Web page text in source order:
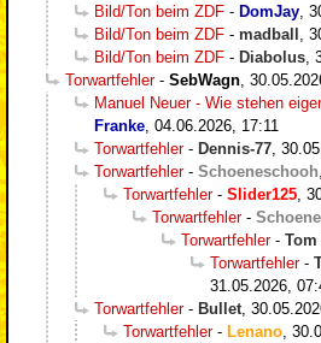
Bild/Ton beim ZDF - DomJay
Bild/Ton beim ZDF - madball
Bild/Ton beim ZDF - Diabolus
Torwartfehler- SebWagn
Manuel Neuer - Wie stehen
Franke 04.06.2026, 17:11
Torwartfehler- Dennis-77
Torwartfehler- Schoeneschooh
Torwartfehler- Slider125
Torwartfehler-
Torwartfehler-
Torwartfehler-
31.05.2026,
Torwartfehler- Bullet
Torwartfehler- Lenano